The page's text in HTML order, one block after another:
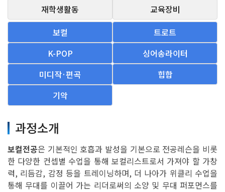
재학생활동
교육장비
보컬
트로트
K-POP
싱어송라이터
미디작·편곡
힙합
기악
과정소개
보컬전공은 기본적인 호흡과 발성을 기본으로 전공레슨을 비롯
한 다양한 컨셉별 수업을 통해 보컬리스트로서 가져야 할 가창
력, 리듬감, 감정 등을 트레이닝하며, 더 나아가 위클리 수업을
통해 무대를 이끌어 가는 리더로써의 소양 및 무대 퍼포먼스를